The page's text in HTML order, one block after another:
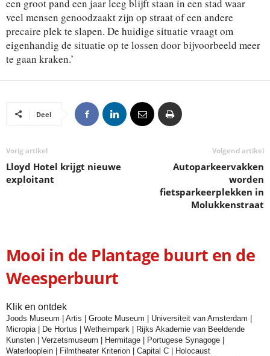
een groot pand een jaar leeg blijft staan in een stad waar
veel mensen genoodzaakt zijn op straat of een andere
precaire plek te slapen. De huidige situatie vraagt om
eigenhandig de situatie op te lossen door bijvoorbeeld meer
te gaan kraken.’
Deel
Vorig artikel
Lloyd Hotel krijgt nieuwe
exploitant
Volgend artikel
Autoparkeervakken
worden
fietsparkeerplekken in
Molukkenstraat
Mooi in de Plantage buurt en de
Weesperbuurt
Klik en ontdek
Joods Museum Artis Groote Museum Universiteit van Amsterdam
Micropia
De Hortus Wetheimpark
Rijks Akademie van Beeldende
Kunsten
Verzetsmuseum Hermitage Portugese Synagoge
Waterlooplein
Filmtheater Kriterion Capital C
Holocaust